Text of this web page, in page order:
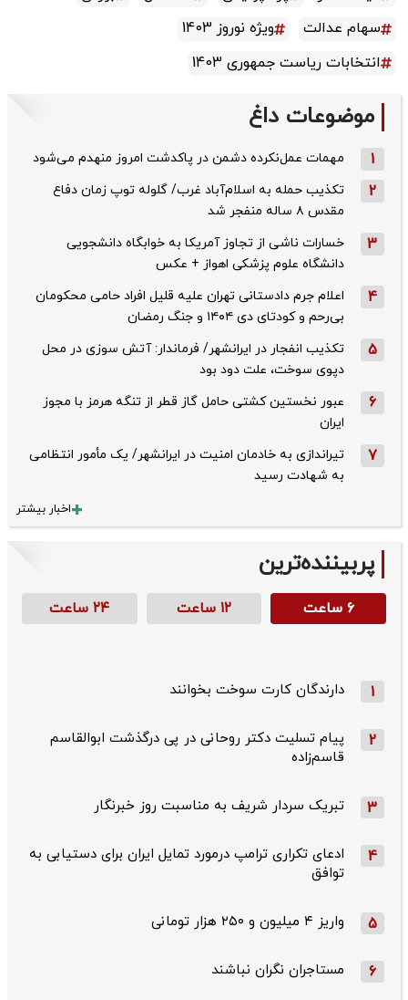
سهام عدالت
ویژه نوروز 1403
انتخابات ریاست جمهوری 1403
موضوعات داغ
1 مهمات عمل‌نکرده دشمن در پاکدشت امروز منهدم می‌شود
2
تکذیب حمله به اسلام‌آباد غرب/ گلوله توپ زمان دفاع
مقدس ۸ ساله منفجر شد
3
خسارات ناشی از تجاوز آمریکا به خوابگاه دانشجویی
دانشگاه علوم پزشکی اهواز + عکس
4
اعلام جرم دادستانی تهران علیه قلیل افراد حامی محکومان
بی‌رحم و کودتای دی‌ ۱۴۰۴ و جنگ رمضان
5
تکذیب ‌انفجار در ایرانشهر/ فرماندار: آتش سوزی در محل
دپوی سوخت، علت دود بود
6
عبور نخستین کشتی حامل گاز قطر از تنگه هرمز با مجوز
ایران
7
تیراندازی به خادمان امنیت در ایرانشهر/ یک مأمور انتظامی
به شهادت رسید
اخبار بیشتر
پربیننده‌ترین
۶ ساعت ۱۲ ساعت ۲۴ ساعت
1 دارندگان کارت سوخت بخوانند
2
پیام تسلیت دکتر روحانی در پی درگذشت ابوالقاسم
قاسم‌زاده
3 تبریک سردار شریف به مناسبت روز خبرنگار
4
ادعای تکراری ترامپ درمورد تمایل ایران برای دستیابی به
توافق
5 واریز ۴ میلیون و ۲۵۰ هزار تومانی
6 مستاجران نگران نباشند